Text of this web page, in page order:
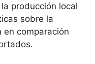
producción local
sobre la
en comparación